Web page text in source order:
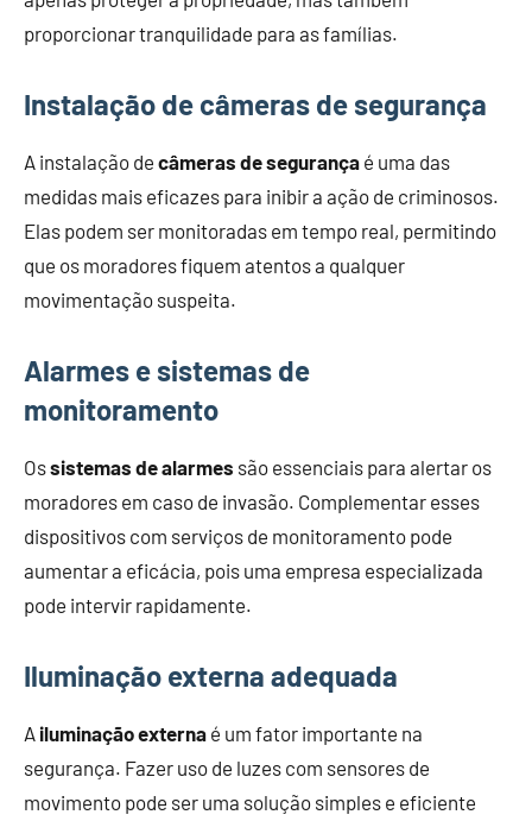
proporcionar tranquilidade para as famílias.
Instalação de câmeras de segurança
A instalação de câmeras de segurança é uma das
medidas mais eficazes para inibir a ação de criminosos.
Elas podem ser monitoradas em tempo real, permitindo
que os moradores fiquem atentos a qualquer
movimentação suspeita.
Alarmes e sistemas de
monitoramento
Ossistemas de alarmes são essenciais para alertar os
moradores em caso de invasão. Complementar esses
dispositivos com serviços de monitoramento pode
aumentar a eficácia, pois uma empresa especializada
pode intervir rapidamente.
Iluminação externa adequada
A iluminação externa é um fator importante na
segurança. Fazer uso de luzes com sensores de
movimento pode ser uma solução simples e eficiente